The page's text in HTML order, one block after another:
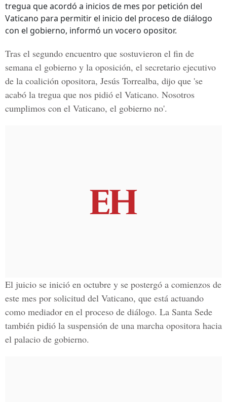
tregua que acordó a inicios de mes por petición del
Vaticano para permitir el inicio del proceso de diálogo
con el gobierno, informó un vocero opositor.
Tras el segundo encuentro que sostuvieron el fin de
semana el gobierno y la oposición, el secretario ejecutivo
de la coalición opositora, Jesús Torrealba, dijo que 'se
acabó la tregua que nos pidió el Vaticano. Nosotros
cumplimos con el Vaticano, el gobierno no'.
El juicio se inició en octubre y se postergó a comienzos de
este mes por solicitud del Vaticano, que está actuando
como mediador en el proceso de diálogo. La Santa Sede
también pidió la suspensión de una marcha opositora hacia
el palacio de gobierno.